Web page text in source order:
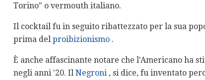
Torino" o vermouth italiano.
Il cocktail fu in seguito ribattezzato per la sua
prima del proibizionismo .
È anche affascinante notare che l'Americano ha
negli anni '20. Il Negroni , si dice, fu inventato